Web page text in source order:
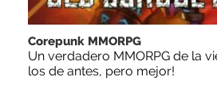
Corepunk MMORPG
Un verdadero MMORPG de la
los de antes, pero mejor!